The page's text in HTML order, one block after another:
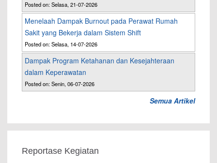
Posted on: Selasa, 21-07-2026
Menelaah Dampak Burnout pada Perawat Rumah
Sakit yang Bekerja dalam Sistem Shift
Posted on: Selasa, 14-07-2026
Dampak Program Ketahanan dan Kesejahteraan
dalam Keperawatan
Posted on: Senin, 06-07-2026
Semua Artikel
Reportase Kegiatan